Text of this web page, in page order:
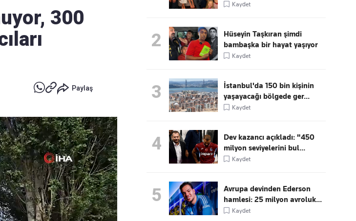
300
Paylaş
Kaydet
2
Hüseyin Taşkıran şimdi
bambaşka bir hayat yaşıyor
Kaydet
3
İstanbul'da 150 bin kişinin
yaşayacağı bölgede ger...
Kaydet
4
Dev kazancı açıkladı: "450
milyon seviyelerini bul...
Kaydet
5
Avrupa devinden Ederson
hamlesi: 25 milyon avroluk...
Kaydet